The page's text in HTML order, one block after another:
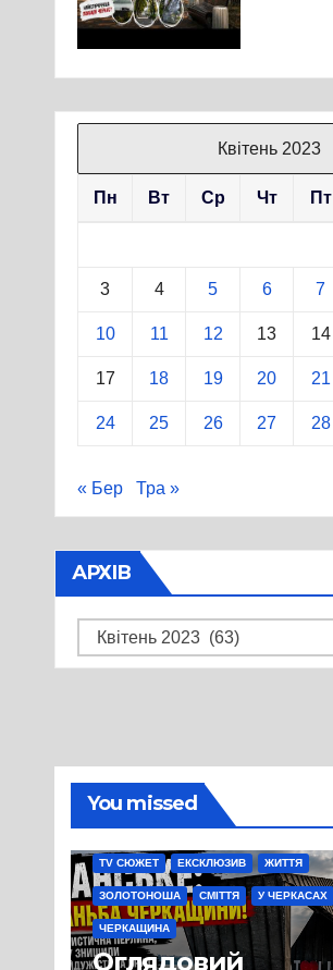
Квітень 2023
Пн Вт Ср Чт Пт
3 4 5 6 7
10 11 12 13 14
17 18 19 20 21
24 25 26 27 28
« Бер Тра »
АРХІВ
Архів
You missed
TV СЮЖЕТ ЕКСКЛЮЗИВ ЖИТТЯ
ЗОЛОТОНОША СМІТТЯ У ЧЕРКАСАХ
ЧЕРКАЩИНА
Оглядовий